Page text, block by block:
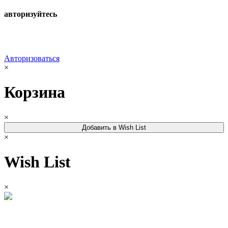
авторизуйтесь
Авторизоваться
×
Корзина
×
Добавить в Wish List
×
Wish List
×